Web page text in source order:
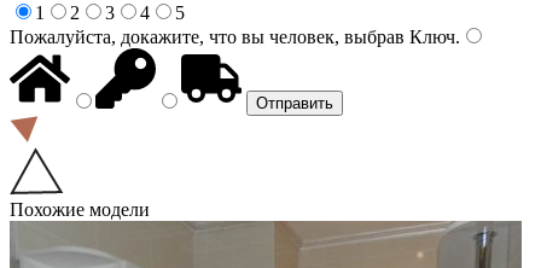
1
2 3 4
5
Пожалуйста, докажите, что вы человек, выбрав Ключ.
Похожие модели